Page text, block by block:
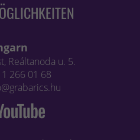
Reáltanoda u. 5.
266 01 68